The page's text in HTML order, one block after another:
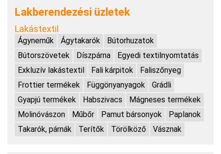
Lakberendezési üzletek
Lakástextil
Ágyneműk Ágytakarók
Bútorhuzatok
Bútorszövetek
Díszpárna
Egyedi textilnyomtatás
Exkluzív lakástextil
Fali kárpitok
Faliszőnyeg
Frottier termékek
Függönyanyagok
Grádli
Gyapjú termékek
Habszivacs
Mágneses termékek
Molinóvászon
Műbőr Pamut bársonyok
Paplanok
Takarók, párnák
Terítők Törölköző Vásznak